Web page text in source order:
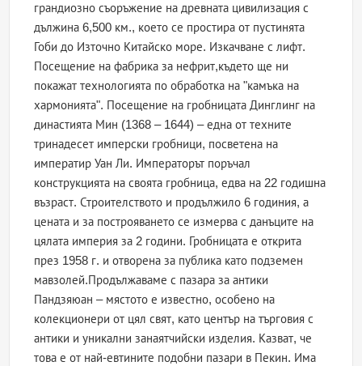
грандиозно съоръжение на древната цивилизация с
дължина 6,500 км., което се простира от пустинята
Гоби до Източно Китайско море. Изкачване с лифт.
Посещение на фабрика за нефрит,където ще ни
покажат технологията по обработка на "камъка на
хармонията". Посещение на гробницата Динглинг на
династията Мин (1368 – 1644) – една от техните
тринадесет имперски гробници, посветена на
императир Уан Ли. Императорът поръчал
конструкцията на своята гробница, едва на 22 годишна
възраст. Строителството и продължило 6 годиния, а
цената и за построяването се измерва с данъците на
цялата империя за 2 години. Гробницата е открита
през 1958 г. и отворена за публика като подземен
мавзолей.Продължаваме с пазара за антики
Пандзяюан – мястото е известно, особено на
колекционери от цял свят, като център на търговия с
антики и уникални занаятчийски изделия. Казват, че
това е от най-евтините подобни пазари в Пекин. Има